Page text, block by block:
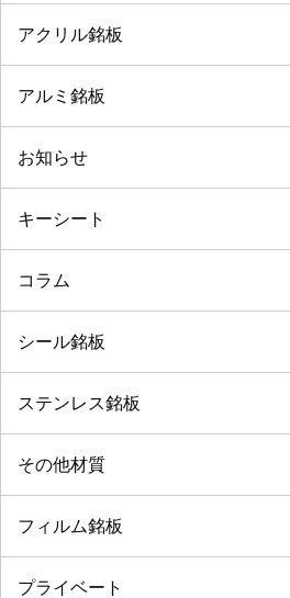
アクリル銘板
アルミ銘板
お知らせ
キーシート
コラム
シール銘板
ステンレス銘板
その他材質
フィルム銘板
プライベート